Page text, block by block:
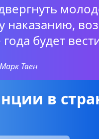
будет
Марк Твен
в